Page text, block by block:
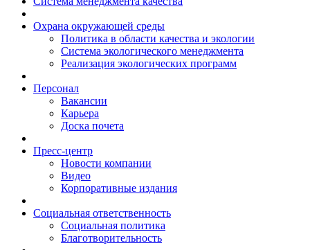
Охрана окружающей среды
Политика в области качества и экологии
Система экологического менеджмента
Реализация экологических программ
Персонал
Вакансии
Карьера
Доска почета
Пресс-центр
Новости компании
Видео
Корпоративные издания
Социальная ответственность
Социальная политика
Благотворительность